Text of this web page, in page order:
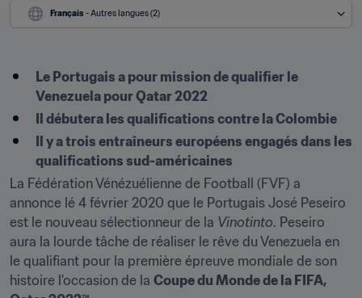
Français - Autres langues (2)
Le Portugais a pour mission de qualifier le
Venezuela pour Qatar 2022
Il débutera les qualifications contre la Colombie
Il y a trois entraîneurs européens engagés dans les
qualifications sud-américaines
La Fédération Vénézuélienne de Football (FVF) a
annonce lé 4 février 2020 que le Portugais José Peseiro
est le nouveau sélectionneur de la Vinotinto. Peseiro
aura la lourde tâche de réaliser le rêve du Venezuela en
le qualifiant pour la première épreuve mondiale de son
histoire l'occasion de la Coupe du Monde de la FIFA,